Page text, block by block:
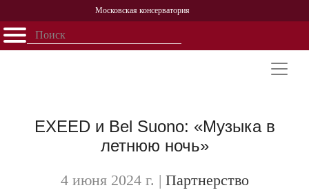
Московская консерватория
Открыть - закрыть
Персоналии
История
EXEED и Bel Suono: «Музыка в
летнюю ночь»
4 июня 2024 г. | Партнерство